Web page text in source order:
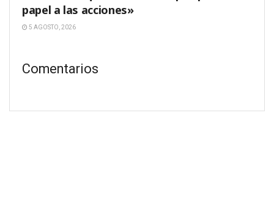
papel a las acciones»
5 AGOSTO, 2026
Comentarios